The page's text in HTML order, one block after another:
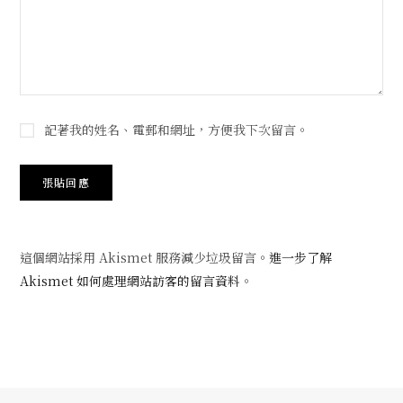
記著我的姓名、電郵和網址，方便我下次留言。
這個網站採用 Akismet 服務減少垃圾留言。 進一步了解
Akismet 如何處理網站訪客的留言資料 。